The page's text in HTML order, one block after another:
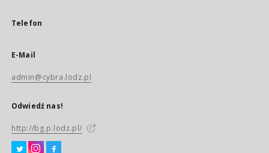
Telefon
E-Mail
admin@cybra.lodz.pl
Odwiedź nas!
http://bg.p.lodz.pl/